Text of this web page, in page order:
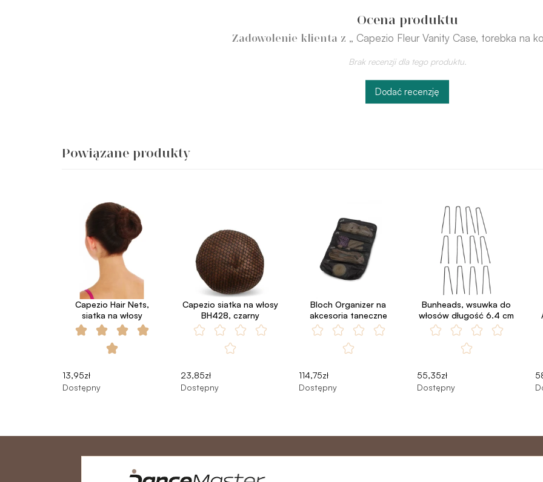
Ocena produktu
Zadowolenie klienta z „ Capezio Fleur Vanity Case, torebka na
Brak recenzji dla tego produktu.
Dodać recenzję
Powiązane produkty
Capezio Hair Nets,
siatka na włosy
13,95zł
Dostępny
Capezio siatka na włosy
BH428, czarny
23,85zł
Dostępny
Bloch Organizer na
akcesoria taneczne
114,75zł
Dostępny
Bunheads, wsuwka do
włosów długość 6.4 cm
55,35zł
Dostępny